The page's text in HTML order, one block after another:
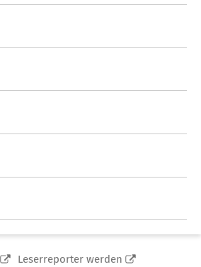
Leserreporter werden